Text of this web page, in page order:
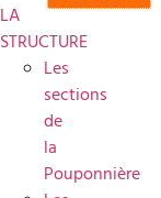
LA
STRUCTURE
Les
sections
de
la
Pouponnière